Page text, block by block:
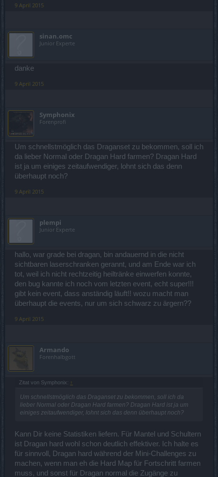
9 April 2015
sinan.omc
Junior Experte
danke
9 April 2015
Symphonix
Forenprofi
Um schnellstmöglich das Draganset zu bekommen, soll ich
da lieber Normal oder Dragan Hard farmen? Dragan Hard
ist ja um einiges zeitaufwendiger, lohnt sich das denn
überhaupt noch?
9 April 2015
plempi
Junior Experte
hallo, war grade bei dragan, bin andauernd in die nicht
sichtbaren laserschranken gerannt, und am Ende war ich
tot, weil ich nicht rechtzeitig heiltränke einwerfen konnte,
den bug kannte ich noch vom letzten event, echt super!!!
gibt kein event, dass anständig läuft!! wozu macht man
überhaupt die events, nur um sich schwarz zu ärgern??
9 April 2015
Armando
Forenhalbgott
Zitat von Symphonix: ↑
Um schnellstmöglich das Draganset zu bekommen, soll ich da
lieber Normal oder Dragan Hard farmen? Dragan Hard ist ja um
einiges zeitaufwendiger, lohnt sich das denn überhaupt noch?
Kann Dir keine Statistiken liefern. Für Mantel und Schultern
ist Dragan hard wohl schon deutlich effektiver. Ich halte es
für sinnvoll, Dragan hard während der Mini-Challenges zu
machen, wenn man eh die Hard Map für Fortschritt farmen
muss, und sonst für Dragan normal die Zugänge zu